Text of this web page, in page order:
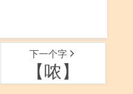
下一个字
【哝】